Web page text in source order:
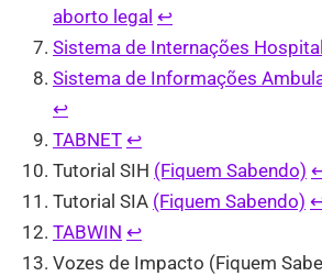
aborto legal ↩︎
Sistema de Internações
Sistema de Informações
↩︎
TABNET ↩︎
Tutorial SIH (Fiquem Sabendo)
Tutorial SIA (Fiquem Sabendo)
TABWIN ↩︎
Vozes de Impacto (Fiquem